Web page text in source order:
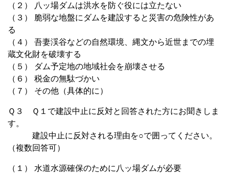
（２） 八ッ場ダムは洪水を防ぐ役には立たない
（３） 脆弱な地盤にダムを建設すると災害の危険性があ
る
（４） 吾妻渓谷などの自然環境、縄文から近世までの埋
蔵文化財を破壊する
（５） ダム予定地の地域社会を崩壊させる
（６） 税金の無駄づかい
（７） その他（具体的に）
Ｑ３ Ｑ１で建設中止に反対と回答された方にお聞きしま
す。
建設中止に反対される理由を○で囲ってください。
（複数回答可）
（１） 水道水源確保のために八ッ場ダムが必要